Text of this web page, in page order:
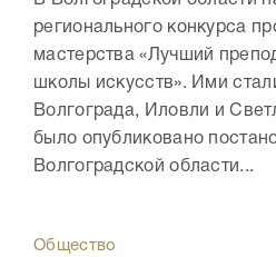
регионального конкурса
мастерства «Лучший
школы искусств». Ими
Волгограда, Иловли и
было опубликовано
Волгоградской области...
Общество